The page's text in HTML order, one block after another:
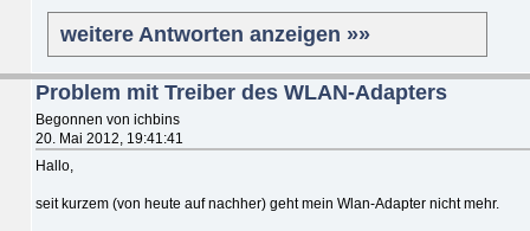
weitere Antworten anzeigen »»
Problem mit Treiber des WLAN-Adapters
Begonnen von ichbins
20. Mai 2012, 19:41:41
Hallo,
seit kurzem (von heute auf nachher) geht mein Wlan-Adapter nicht mehr.